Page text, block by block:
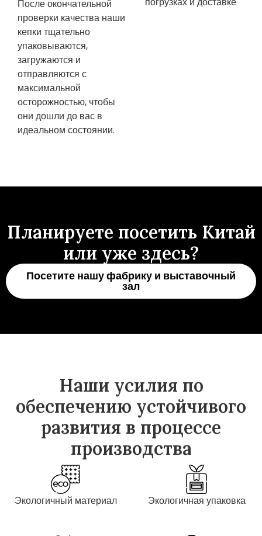
После окончательной
проверки качества наши
кепки тщательно
упаковываются,
загружаются и
отправляются с
максимальной
осторожностью, чтобы
они дошли до вас в
идеальном состоянии.
Планируете посетить Китай
или уже здесь?
Посетите нашу фабрику и выставочный
зал
Наши усилия по
обеспечению устойчивого
развития в процессе
производства
Экологичный материал Экологичная упаковка